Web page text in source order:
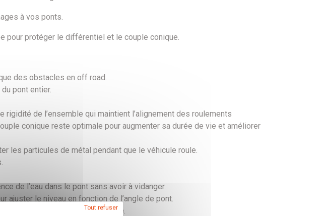
à vos ponts.
pour protéger le différentiel et le couple conique.
des obstacles en off road.
pont entier.
de l’ensemble qui maintient l’alignement des roulements
conique reste optimale pour augmenter sa durée de vie et améliorer
les particules de métal pendant que le véhicule roule.
de l’eau dans le pont sans avoir à vidanger.
ajuster le niveau en fonction de l’angle de pont.
La boulonnerie est zinguée.
Tout refuser